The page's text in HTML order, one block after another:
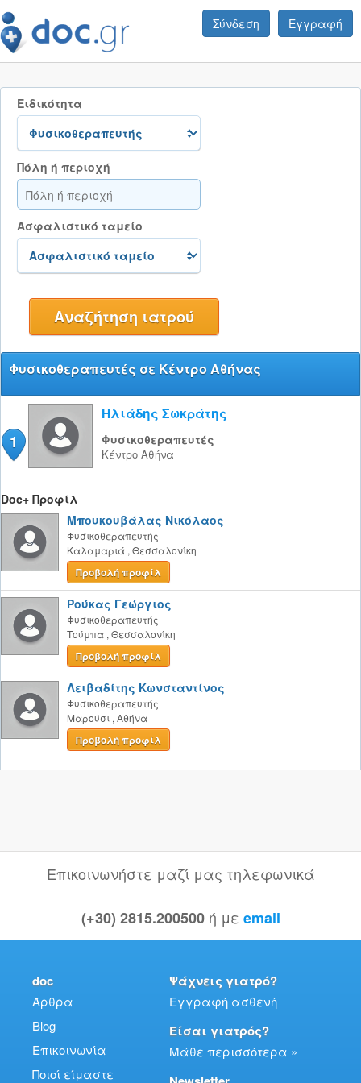
Σύνδεση Εγγραφή
Ειδικότητα
Πόλη ή περιοχή
Ασφαλιστικό ταμείο
Φυσικοθεραπευτές σε Κέντρο Αθήνας
1
Ηλιάδης Σωκράτης
Φυσικοθεραπευτές
Κέντρο Αθήνα
Doc+ Προφίλ
Μπουκουβάλας Νικόλαος
Φυσικοθεραπευτής
Καλαμαριά , Θεσσαλονίκη
Προβολή προφίλ
Ρούκας Γεώργιος
Φυσικοθεραπευτής
Τούμπα , Θεσσαλονίκη
Προβολή προφίλ
Λειβαδίτης Κωνσταντίνος
Φυσικοθεραπευτής
Μαρούσι , Αθήνα
Προβολή προφίλ
Επικοινωνήστε μαζί μας τηλεφωνικά
(+30) 2815.200500 ή με email
doc
Άρθρα
Blog
Επικοινωνία
Ποιοί είμαστε
Ψάχνεις γιατρό?
Εγγραφή ασθενή
Είσαι γιατρός?
Μάθε περισσότερα »